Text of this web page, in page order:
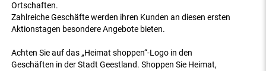
Ortschaften.
Zahlreiche Geschäfte werden ihren Kunden an diesen ersten
Aktionstagen besondere Angebote bieten.
Achten Sie auf das „Heimat shoppen“-Logo in den
Geschäften in der Stadt Geestland. Shoppen Sie Heimat,